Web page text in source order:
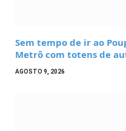
Sem tempo de ir ao
Metrô com totens de
AGOSTO 9, 2026